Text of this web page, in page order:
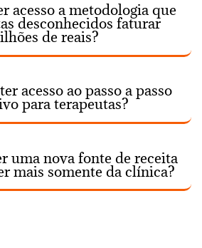
acesso a metodologia que
desconhecidos faturar
de reais?
acesso ao passo a passo
para terapeutas?
uma nova fonte de receita
mais somente da clínica?